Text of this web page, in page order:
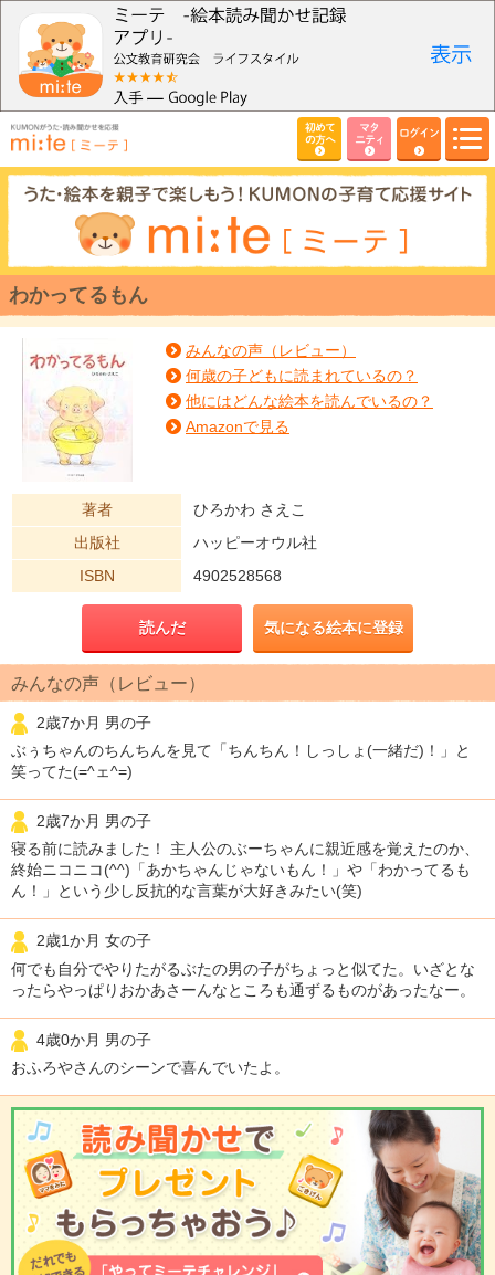
初めて
の方へ
マタ
ニティ
ログイン
わかってるもん
みんなの声（レビュー）
何歳の子どもに読まれているの？
他にはどんな絵本を読んでいるの？
Amazonで見る
著者
ひろかわ さえこ
出版社
ハッピーオウル社
ISBN
4902528568
読んだ 気になる絵本に登録
みんなの声（レビュー）
2歳7か月 男の子
ぶぅちゃんのちんちんを見て「ちんちん！しっしょ(一緒だ)！」と
笑ってた(=^ェ^=)
2歳7か月 男の子
寝る前に読みました！ 主人公のぶーちゃんに親近感を覚えたのか、
終始ニコニコ(^^)「あかちゃんじゃないもん！」や「わかってるも
ん！」という少し反抗的な言葉が大好きみたい(笑)
2歳1か月 女の子
何でも自分でやりたがるぶたの男の子がちょっと似てた。いざとな
ったらやっぱりおかあさーんなところも通ずるものがあったなー。
4歳0か月 男の子
おふろやさんのシーンで喜んでいたよ。